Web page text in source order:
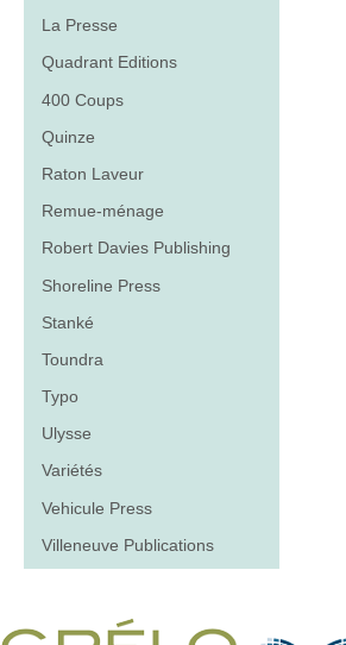
La Presse
Quadrant Editions
400 Coups
Quinze
Raton Laveur
Remue-ménage
Robert Davies Publishing
Shoreline Press
Stanké
Toundra
Typo
Ulysse
Variétés
Vehicule Press
Villeneuve Publications